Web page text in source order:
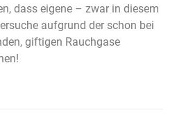
dass eigene – zwar in diesem
aufgrund der schon bei
giftigen Rauchgase